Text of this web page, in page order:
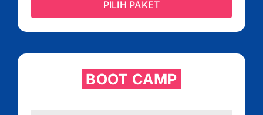
PILIH PAKET
BOOT CAMP